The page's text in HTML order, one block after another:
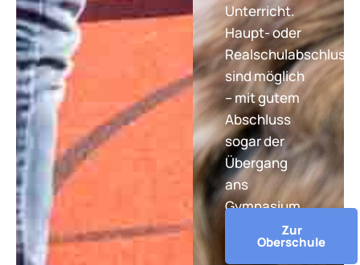
Unterricht.
Haupt- oder
Realschulabschluss
sind möglich
– mit gutem
Abschluss
sogar der
Übergang
ans
Gymnasium.
Zur
Oberschule